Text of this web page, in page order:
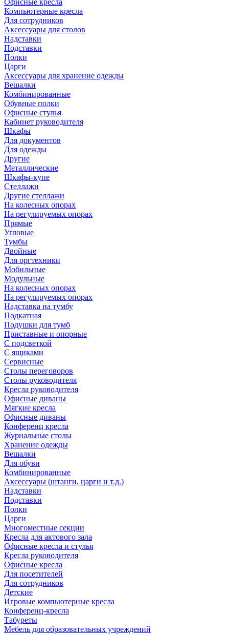
Офисные кресла
Компьютерные кресла
Для сотрудников
Аксессуары для столов
Надставки
Подставки
Полки
Царги
Аксессуары для хранение одежды
Вешалки
Комбинированные
Обувные полки
Офисные стулья
Кабинет руководителя
Шкафы
Для документов
Для одежды
Другие
Металлические
Шкафы-купе
Стеллажи
Другие стеллажи
На колесных опорах
На регулируемых опорах
Прямые
Угловые
Тумбы
Двойные
Для оргтехники
Мобильные
Модульные
На колесных опорах
На регулируемых опорах
Надставка на тумбу
Подкатная
Подушки для тумб
Приставные и опорные
С подсветкой
С ящиками
Сервисные
Столы переговоров
Столы руководителя
Кресла руководителя
Офисные диваны
Мягкие кресла
Офисные диваны
Конференц кресла
Журнальные столы
Хранение одежды
Вешалки
Для обуви
Комбинированные
Аксессуары (штанги, царги и т.д.)
Надставки
Подставки
Полки
Царги
Многоместные секции
Кресла для актового зала
Офисные кресла и стулья
Кресла руководителя
Офисные кресла
Для посетителей
Для сотрудников
Детские
Игровые компьютерные кресла
Конференц-кресла
Табуреты
Мебель для образовательных учреждений